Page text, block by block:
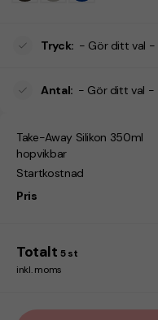
Tryck: - Gör ditt val -
Antal: - Gör ditt val -
Take-Away Silikon 350ml
hopvikbar
Startkostnad
Pris
Totalt 5 st
inkl. moms